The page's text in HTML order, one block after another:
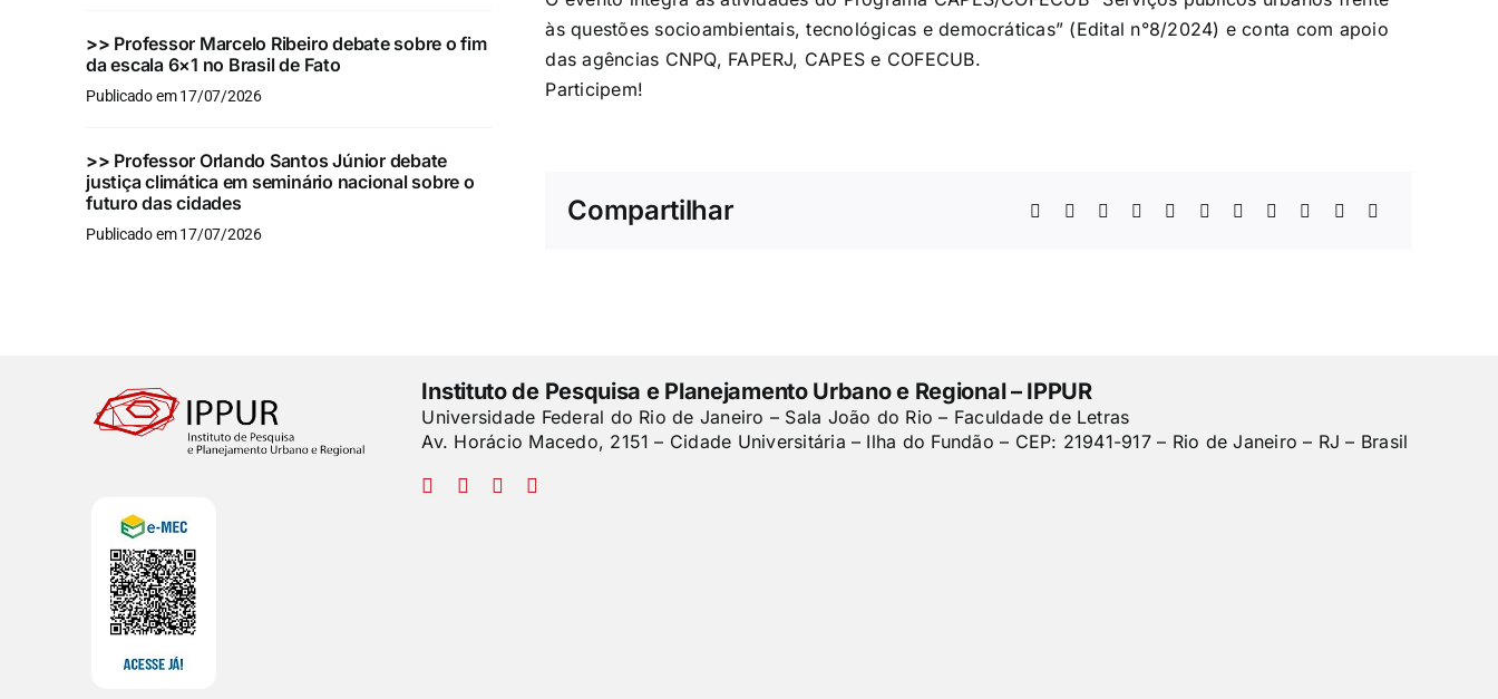
>> Professor Marcelo Ribeiro debate sobre o fim
da escala 6×1 no Brasil de Fato
Publicado em 17/07/2026
>> Professor Orlando Santos Júnior debate
justiça climática em seminário nacional sobre o
futuro das cidades
Publicado em 17/07/2026
às questões socioambientais, tecnológicas e democráticas” (Edital n°8/2024) e conta com apoio
das agências CNPQ, FAPERJ, CAPES e COFECUB.
Participem!
Compartilhar
Instituto de Pesquisa e Planejamento Urbano e Regional – IPPUR
Universidade Federal do Rio de Janeiro – Sala João do Rio – Faculdade de Letras
Av. Horácio Macedo, 2151 – Cidade Universitária – Ilha do Fundão – CEP: 21941-917 – Rio de Janeiro – RJ – Brasil